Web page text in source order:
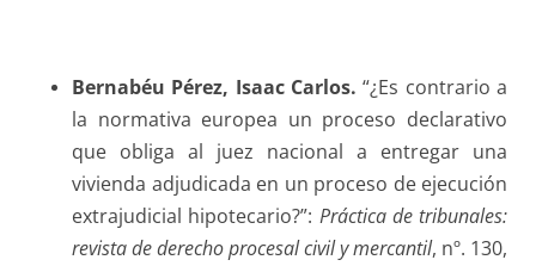
Bernabéu Pérez, Isaac Carlos. “¿Es contrario a
la normativa europea un proceso declarativo
que obliga al juez nacional a entregar una
vivienda adjudicada en un proceso de ejecución
extrajudicial hipotecario?”: Práctica de tribunales:
revista de derecho procesal civil y mercantil, nº. 130,